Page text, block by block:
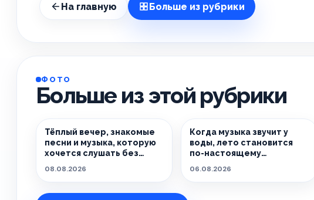
На главную Больше из рубрики
ФОТО
Больше из этой рубрики
Тёплый вечер, знакомые
песни и музыка, которую
хочется слушать без
08.08.2026
Когда музыка звучит у
воды, лето становится
по-настоящему
06.08.2026